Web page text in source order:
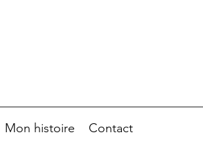
Mon histoire Contact